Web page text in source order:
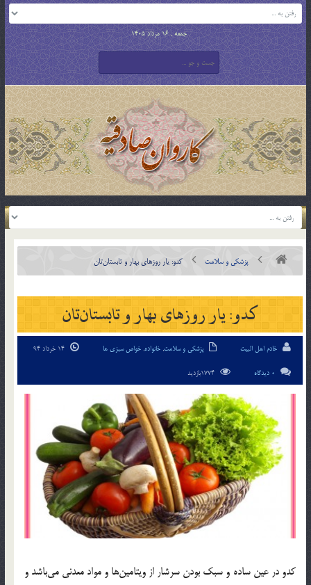
جمعه , 16 مرداد 1405
پزشکی و سلامت کدو: یار روزهای بهار و تابستان‌تان
کدو: یار روزهای بهار و تابستان‌تان
خادم اهل البیت پزشکی و سلامت, خانواده, خواص سبزی ها
0 دیدگاه
کدو در عین ساده و سبک بودن سرشار از ویتامین‌ها و مواد معدنی می‌باشد و